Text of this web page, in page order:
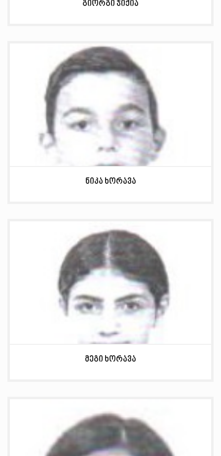
გიორგი ჯიქია
ნიკა ხორავა
მეგი ხორავა